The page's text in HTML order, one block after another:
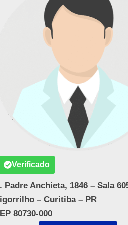
Verificado
Padre Anchieta, 1846 – Sala
– Curitiba – PR
80730-000